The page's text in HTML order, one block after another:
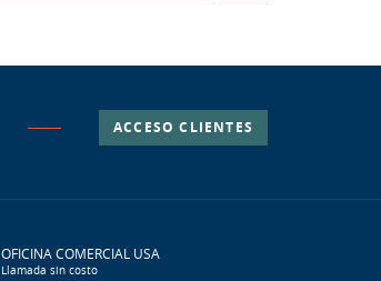
ACCESO CLIENTES
OFICINA COMERCIAL USA
Llamada sin costo